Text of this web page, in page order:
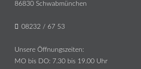
86830 Schwabmünchen
08232 / 67 53
Un­se­re Öff­nungs­zei­ten:
MO bis DO: 7.30 bis 19.00 Uhr